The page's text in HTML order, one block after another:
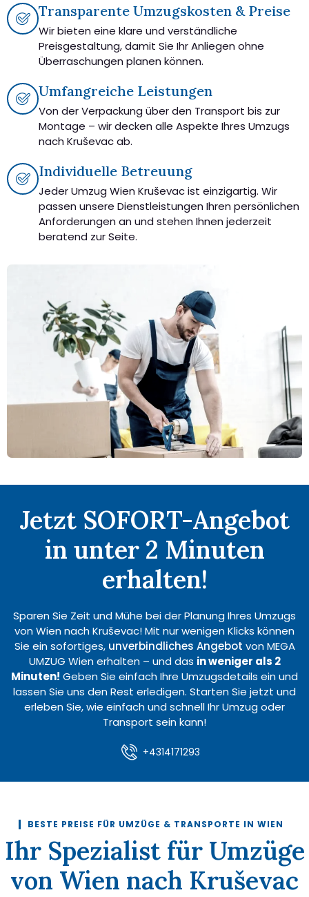
Transparente Umzugskosten & Preise
Wir bieten eine klare und verständliche
Preisgestaltung, damit Sie Ihr Anliegen ohne
Überraschungen planen können.
Umfangreiche Leistungen
Von der Verpackung über den Transport bis zur
Montage – wir decken alle Aspekte Ihres Umzugs
nach Kruševac ab.
Individuelle Betreuung
Jeder Umzug Wien Kruševac ist einzigartig. Wir
passen unsere Dienstleistungen Ihren persönlichen
Anforderungen an und stehen Ihnen jederzeit
beratend zur Seite.
Jetzt SOFORT-Angebot
in unter 2 Minuten
erhalten!
Sparen Sie Zeit und Mühe bei der Planung Ihres Umzugs
von Wien nach Kruševac! Mit nur wenigen Klicks können
Sie ein sofortiges, unverbindliches Angebot von MEGA
UMZUG Wien erhalten – und das in weniger als 2
Minuten! Geben Sie einfach Ihre Umzugsdetails ein und
lassen Sie uns den Rest erledigen. Starten Sie jetzt und
erleben Sie, wie einfach und schnell Ihr Umzug oder
Transport sein kann!
+4314171293
BESTE PREISE FÜR UMZÜGE & TRANSPORTE IN WIEN
Ihr Spezialist für Umzüge
von Wien nach Kruševac